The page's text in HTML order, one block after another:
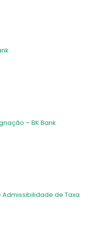
– BK Bank
Admissibilidade de Taxa